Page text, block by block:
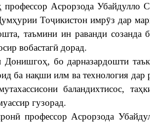
Асрорзода Убайдулло
Тоҷикистон имрӯз дар
таъмини ин раванди созанда
вобастагӣ дорад.
Донишгоҳ, бо дарназардошти
ба нақши илм ва технология дар
баландихтисос,
гузорад.
профессор Асрорзода